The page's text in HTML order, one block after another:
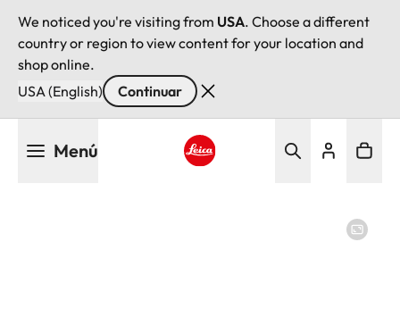
We noticed you're visiting from USA. Choose a different
country or region to view content for your location and
shop online.
USA (English)
Continuar
Menú